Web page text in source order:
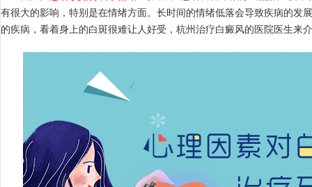
有很大的影响，特别是在情绪方面。长时间的情绪低落会导致疾病的发
的疾病，看着身上的白斑很难让人好受，杭州治疗白癜风的医院医生来